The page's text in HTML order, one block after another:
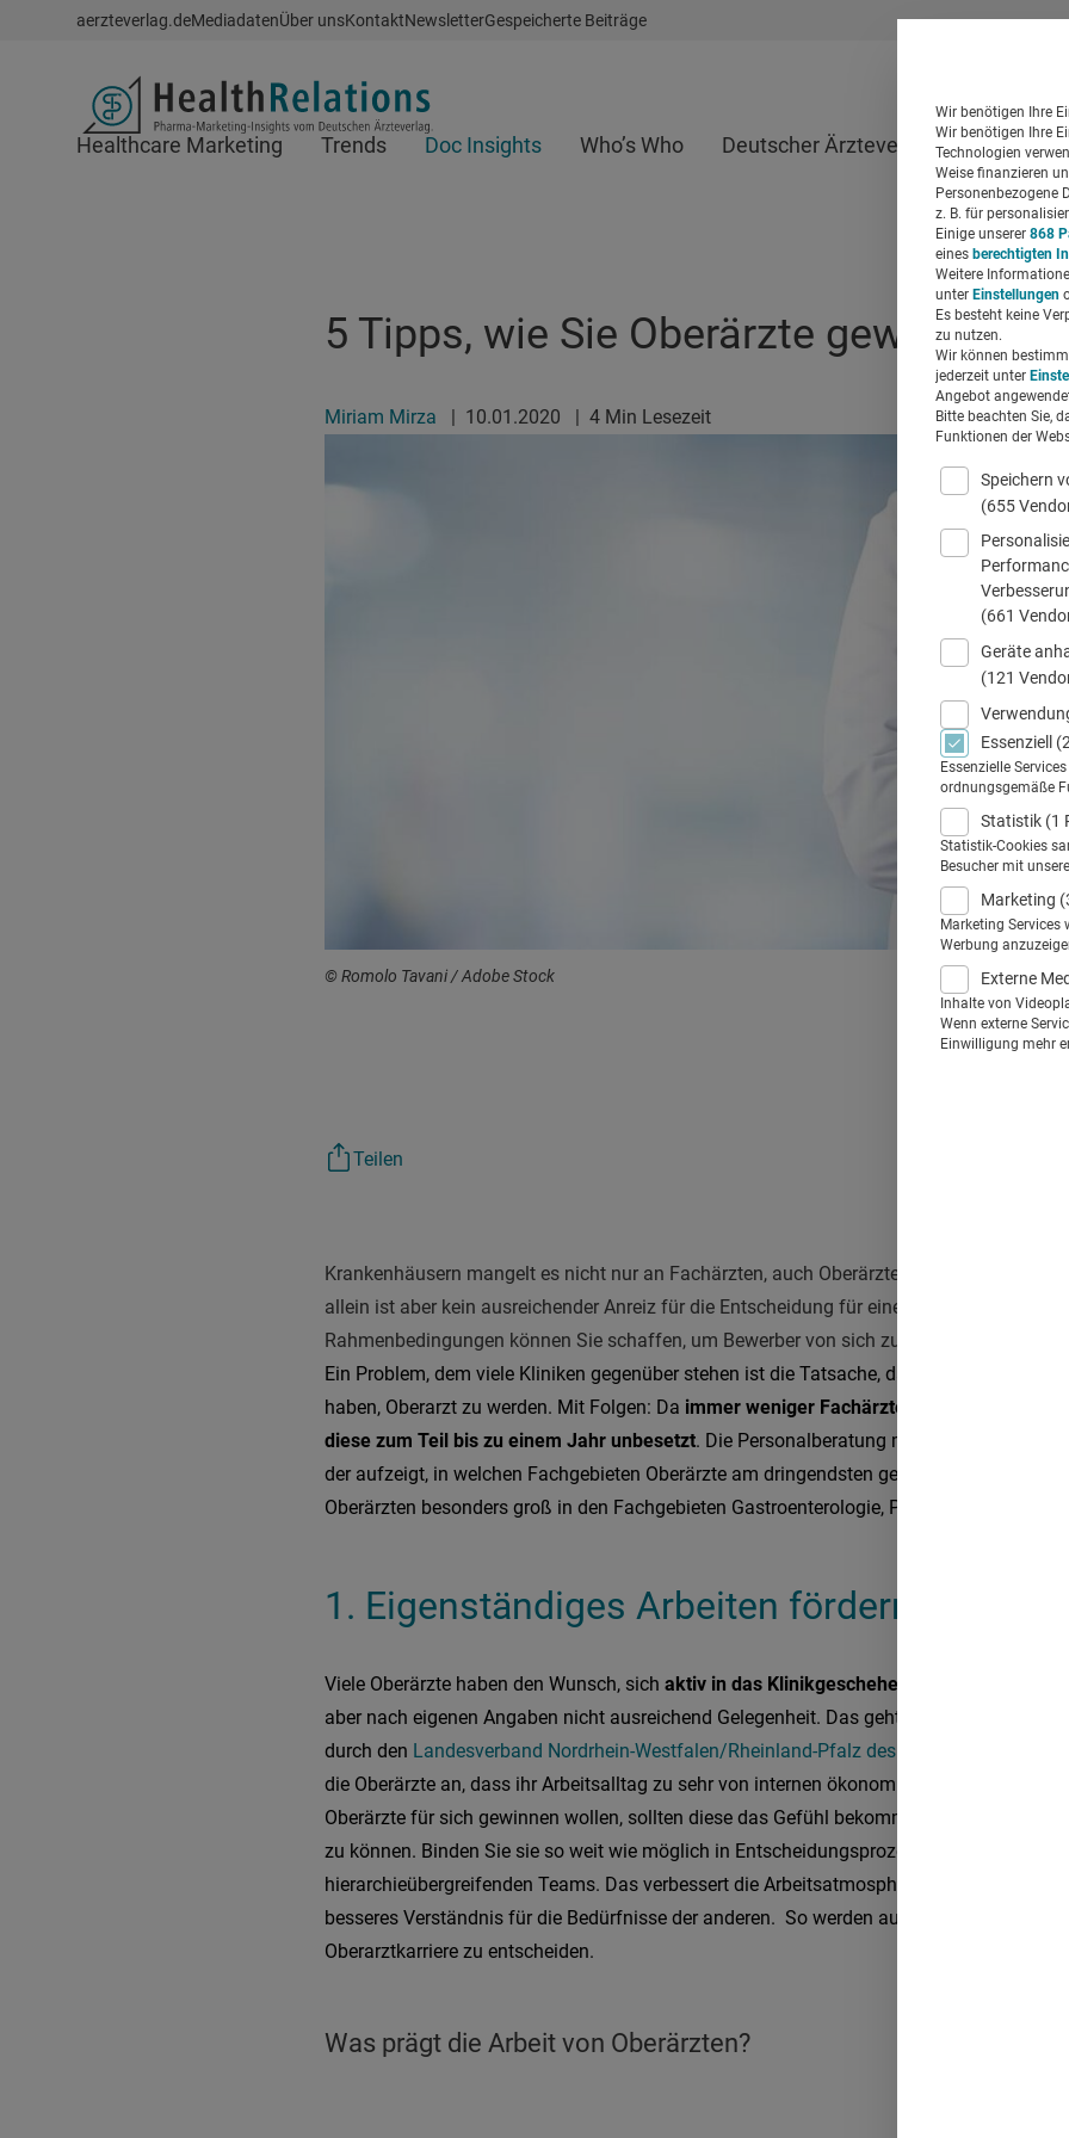
Schnellzugriff
aerzteverlag.deMediadatenÜber unsKontaktNewsletterGespeicherte Beiträge
Header
Healthcare Marketing Trends Doc Insights Who’s Who Deutscher Ärzteverlag
5 Tipps, wie Sie Oberärzte gewinnen
Miriam Mirza | 10.01.2020 | 4 Min Lesezeit
© Romolo Tavani / Adobe Stock
Teilen
Krankenhäusern mangelt es nicht nur an Fachärzten, auch Oberärzte werden dringend
allein ist aber kein ausreichender Anreiz für die Entscheidung für einen bestimmten
Rahmenbedingungen können Sie schaffen, um Bewerber von sich zu überzeugen?
Ein Problem, dem viele Kliniken gegenüber stehen ist die Tatsache, dass viele Fachärzte
haben, Oberarzt zu werden. Mit Folgen: Da immer weniger Fachärzte in die
diese zum Teil bis zu einem Jahr unbesetzt. Die Personalberatung mainmedico hat
der aufzeigt, in welchen Fachgebieten Oberärzte am dringendsten gesucht werden
Oberärzten besonders groß in den Fachgebieten Gastroenterologie, Pneumologie und
1. Eigenständiges Arbeiten fördern
Viele Oberärzte haben den Wunsch, sich aktiv in das Klinikgeschehen einzubringen
aber nach eigenen Angaben nicht ausreichend Gelegenheit. Das geht aus einer Erhebung
durch den Landesverband Nordrhein-Westfalen/Rheinland-Pfalz des Marburger Bunds
die Oberärzte an, dass ihr Arbeitsalltag zu sehr von internen ökonomischen Vorgaben
Oberärzte für sich gewinnen wollen, sollten diese das Gefühl bekommen, ihren
zu können. Binden Sie sie so weit wie möglich in Entscheidungsprozesse ein. Dazu
hierarchieübergreifenden Teams. Das verbessert die Arbeitsatmosphäre und die
besseres Verständnis für die Bedürfnisse der anderen. So werden außerdem Fachärzte
Oberarztkarriere zu entscheiden.
Was prägt die Arbeit von Oberärzten?
Wir benötigen Ihre
Wir benötigen Ihre
Technologien
Weise finanzieren
Personenbezogene
z. B. für
Einige unserer 868
eines berechtigten
Weitere
unter Einstellungen
Es besteht keine
zu nutzen.
Wir können
jederzeit unter
Angebot
Bitte beachten Sie,
Funktionen der
Speichern
(655
(661
Geräte
(121
Essenziell
Essenzielle
ordnungsgemäße
Statistik (1
Statistik-Cookies
Besucher mit
Marketing
Marketing
Werbung
Externe
Inhalte von
Wenn externe
Einwilligung mehr